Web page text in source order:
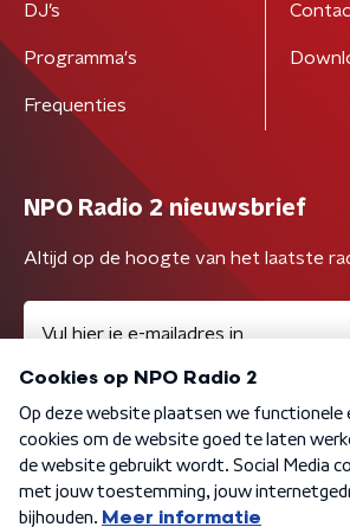
DJ’s
Programma's
Frequenties
NPO Radio 2 nieuwsbrief
Altijd op de hoogte van het laatste
Algemene voorwaarden